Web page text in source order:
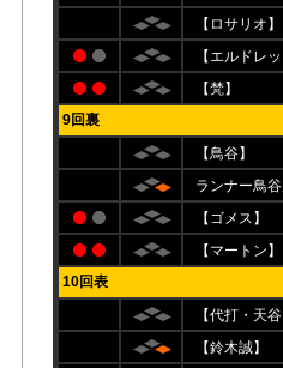
【ロサリオ】
【エルドレ
【梵】
9回裏
【鳥谷】
ランナー鳥
【ゴメス】
【マートン】
10回表
【代打・天
【鈴木誠】